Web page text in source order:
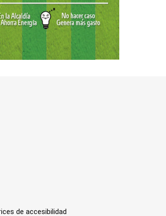
de accesibilidad